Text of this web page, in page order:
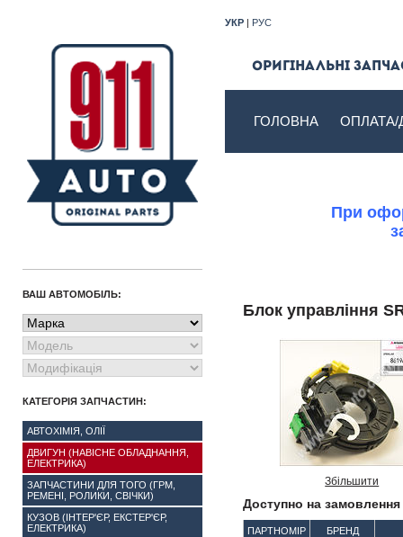
УКР | РУС
Оригінальні
ГОЛОВНА ОПЛАТА/
При
Блок управління
Збільшити
Доступно на
ПАРТНОМІР БРЕНД
ВАШ АВТОМОБІЛЬ:
КАТЕГОРІЯ ЗАПЧАСТИН:
АВТОХІМІЯ, ОЛІЇ
ДВИГУН (НАВІСНЕ ОБЛАДНАННЯ,
ЕЛЕКТРИКА)
ЗАПЧАСТИНИ ДЛЯ ТОГО (ГРМ,
РЕМЕНІ, РОЛИКИ, СВІЧКИ)
КУЗОВ (ІНТЕР'ЄР, ЕКСТЕР'ЄР,
ЕЛЕКТРИКА)